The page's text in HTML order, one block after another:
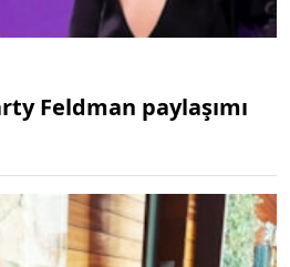
Feldman paylaşımı